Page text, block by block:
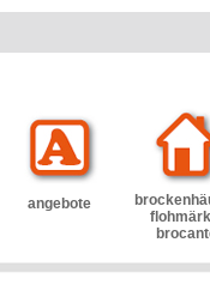
angebote